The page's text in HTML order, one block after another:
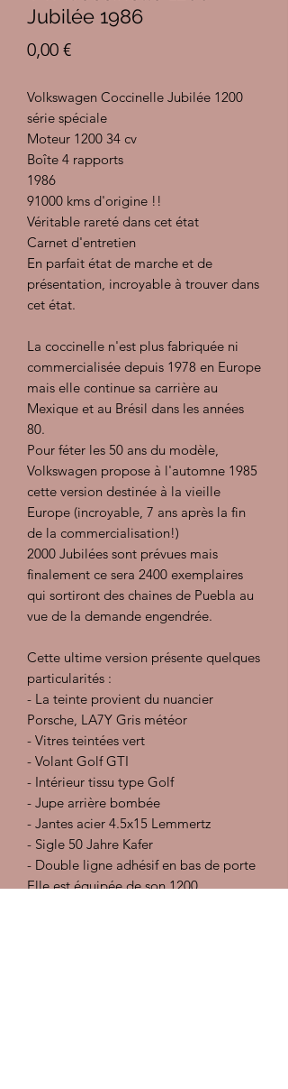
Jubilée 1986
0,00 €Prix
Volkswagen Coccinelle Jubilée 1200
série spéciale
Moteur 1200 34 cv
Boîte 4 rapports
1986
91000 kms d'origine !!
Véritable rareté dans cet état
Carnet d'entretien
En parfait état de marche et de
présentation, incroyable à trouver dans
cet état.
La coccinelle n'est plus fabriquée ni
commercialisée depuis 1978 en Europe
mais elle continue sa carrière au
Mexique et au Brésil dans les années
80.
Pour féter les 50 ans du modèle,
Volkswagen propose à l'automne 1985
cette version destinée à la vieille
Europe (incroyable, 7 ans après la fin
de la commercialisation!)
2000 Jubilées sont prévues mais
finalement ce sera 2400 exemplaires
qui sortiront des chaines de Puebla au
vue de la demande engendrée.
Cette ultime version présente quelques
particularités :
- La teinte provient du nuancier
Porsche, LA7Y Gris météor
- Vitres teintées vert
- Volant Golf GTI
- Intérieur tissu type Golf
- Jupe arrière bombée
- Jantes acier 4.5x15 Lemmertz
- Sigle 50 Jahre Kafer
- Double ligne adhésif en bas de porte
Elle est équipée de son 1200